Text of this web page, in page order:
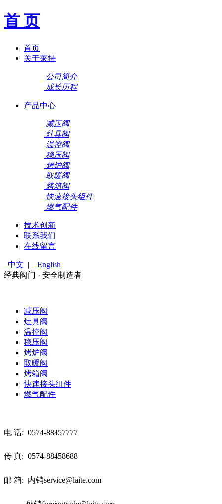
首 页
首页
关于莱特
公司简介
成长历程
产品中心
减压阀
灶具阀
温控阀
稳压阀
烤炉阀
取暖阀
烤箱阀
快速接头组件
燃气配件
技术创新
联系我们
在线留言
中文 |
English
经典阀门 · 安全制造者
减压阀
灶具阀
温控阀
稳压阀
烤炉阀
取暖阀
烤箱阀
快速接头组件
燃气配件
电 话: 0574-88457777
传 真: 0574-88458688
邮 箱: 内销service@laite.com